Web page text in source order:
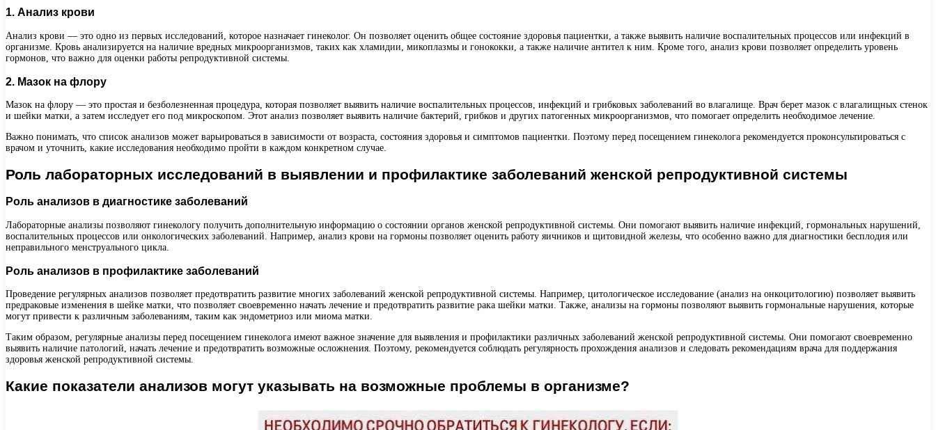
1. Анализ крови
Анализ крови — это одно из первых исследований, которое назначает гинеколог. Он позволяет оценить общее состояние здоровья пациентки, а также выявить наличие воспалительных процессов или инфекций в
организме. Кровь анализируется на наличие вредных микроорганизмов, таких как хламидии, микоплазмы и гонококки, а также наличие антител к ним. Кроме того, анализ крови позволяет определить уровень
гормонов, что важно для оценки работы репродуктивной системы.
2. Мазок на флору
Мазок на флору — это простая и безболезненная процедура, которая позволяет выявить наличие воспалительных процессов, инфекций и грибковых заболеваний во влагалище. Врач берет мазок с влагалищных стенок
и шейки матки, а затем исследует его под микроскопом. Этот анализ позволяет выявить наличие бактерий, грибков и других патогенных микроорганизмов, что помогает определить необходимое лечение.
Важно понимать, что список анализов может варьироваться в зависимости от возраста, состояния здоровья и симптомов пациентки. Поэтому перед посещением гинеколога рекомендуется проконсультироваться с
врачом и уточнить, какие исследования необходимо пройти в каждом конкретном случае.
Роль лабораторных исследований в выявлении и профилактике заболеваний женской репродуктивной системы
Роль анализов в диагностике заболеваний
Лабораторные анализы позволяют гинекологу получить дополнительную информацию о состоянии органов женской репродуктивной системы. Они помогают выявить наличие инфекций, гормональных нарушений,
воспалительных процессов или онкологических заболеваний. Например, анализ крови на гормоны позволяет оценить работу яичников и щитовидной железы, что особенно важно для диагностики бесплодия или
неправильного менструального цикла.
Роль анализов в профилактике заболеваний
Проведение регулярных анализов позволяет предотвратить развитие многих заболеваний женской репродуктивной системы. Например, цитологическое исследование (анализ на онкоцитологию) позволяет выявить
предраковые изменения в шейке матки, что позволяет своевременно начать лечение и предотвратить развитие рака шейки матки. Также, анализы на гормоны позволяют выявить гормональные нарушения, которые
могут привести к различным заболеваниям, таким как эндометриоз или миома матки.
Таким образом, регулярные анализы перед посещением гинеколога имеют важное значение для выявления и профилактики различных заболеваний женской репродуктивной системы. Они помогают своевременно
выявить наличие патологий, начать лечение и предотвратить возможные осложнения. Поэтому, рекомендуется соблюдать регулярность прохождения анализов и следовать рекомендациям врача для поддержания
здоровья женской репродуктивной системы.
Какие показатели анализов могут указывать на возможные проблемы в организме?